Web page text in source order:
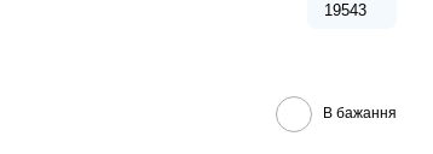
19543
В бажання